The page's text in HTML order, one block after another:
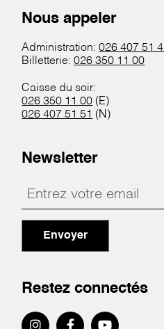
Nous appeler
Administration:026 407 51
Billetterie:026 350 11 00
Caisse du soir:
026 350 11 00 (E)
026 407 51 51 (N)
Newsletter
Envoyer
Restez connectés